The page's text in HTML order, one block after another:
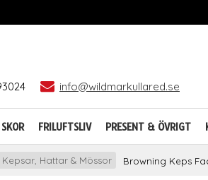
info@wildmarkullared.se
FRILUFTSLIV PRESENT & ÖVRIGT
Kepsar, Hattar & Mössor Browning Keps